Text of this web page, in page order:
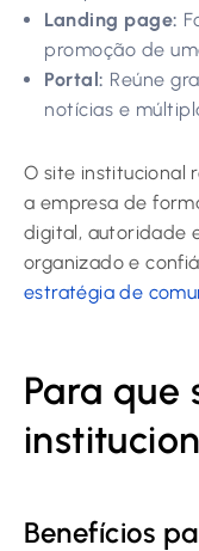
Landing page:
promoção de
Portal: Reúne
notícias e
O site institucional
a empresa de
digital, autoridade
organizado e
estratégia de
Para que
Benefícios